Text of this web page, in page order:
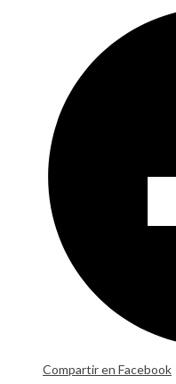
Compartir en Facebook